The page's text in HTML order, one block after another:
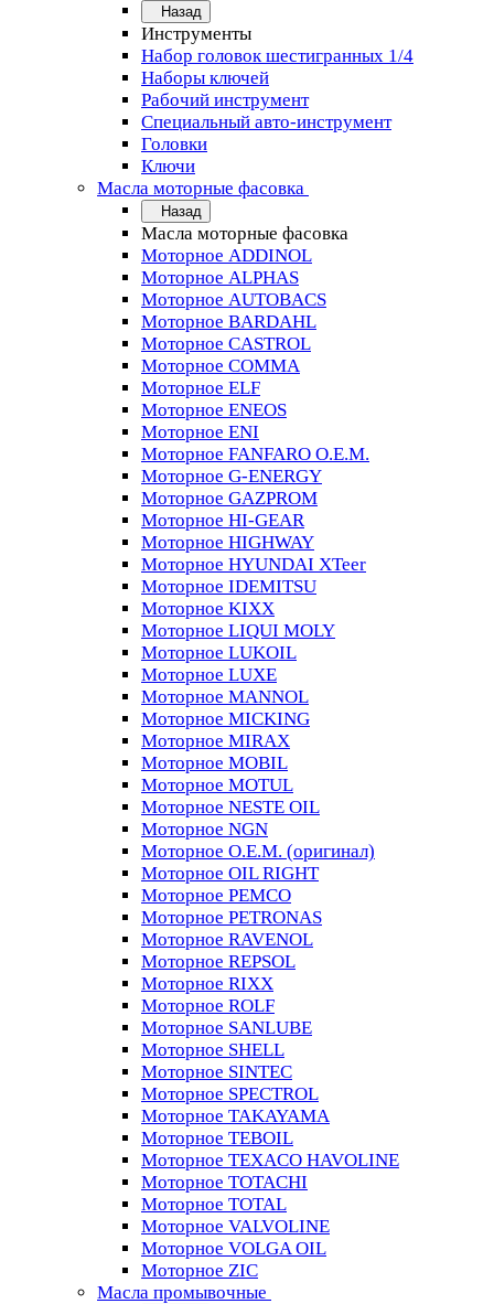
Назад
Инструменты
Набор головок шестигранных 1/4
Наборы ключей
Рабочий инструмент
Специальный авто-инструмент
Головки
Ключи
Масла моторные фасовка
Назад
Масла моторные фасовка
Моторное ADDINOL
Моторное ALPHAS
Моторное AUTOBACS
Моторное BARDAHL
Моторное CASTROL
Моторное COMMA
Моторное ELF
Моторное ENEOS
Моторное ENI
Моторное FANFARO O.E.M.
Моторное G-ENERGY
Моторное GAZPROM
Моторное HI-GEAR
Моторное HIGHWAY
Моторное HYUNDAI XTeer
Моторное IDEMITSU
Моторное KIXX
Моторное LIQUI MOLY
Моторное LUKOIL
Моторное LUXE
Моторное MANNOL
Моторное MICKING
Моторное MIRAX
Моторное MOBIL
Моторное MOTUL
Моторное NESTE OIL
Моторное NGN
Моторное O.E.M. (оригинал)
Моторное OIL RIGHT
Моторное PEMCO
Моторное PETRONAS
Моторное RAVENOL
Моторное REPSOL
Моторное RIXX
Моторное ROLF
Моторное SANLUBE
Моторное SHELL
Моторное SINTEC
Моторное SPECTROL
Моторное TAKAYAMA
Моторное TEBOIL
Моторное TEXACO HAVOLINE
Моторное TOTACHI
Моторное TOTAL
Моторное VALVOLINE
Моторное VOLGA OIL
Моторное ZIC
Масла промывочные